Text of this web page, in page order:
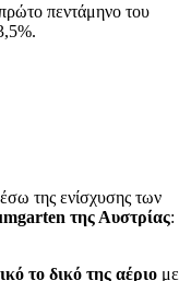
πεντάμηνο του
της ενίσχυσης των
της Αυστρίας:
το δικό της αέριο με